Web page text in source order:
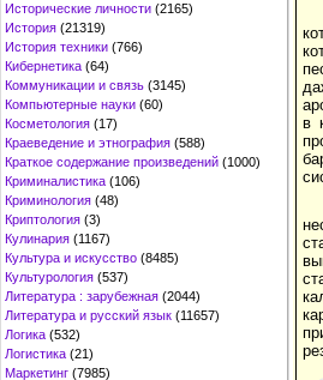
Исторические личности (2165)
История (21319)
История техники (766)
Кибернетика (64)
Коммуникации и связь (3145)
Компьютерные науки (60)
Косметология (17)
Краеведение и этнография (588)
Краткое содержание произведений (1000)
Криминалистика (106)
Криминология (48)
Криптология (3)
Кулинария (1167)
Культура и искусство (8485)
Культурология (537)
Литература : зарубежная (2044)
Литература и русский язык (11657)
Логика (532)
Логистика (21)
Маркетинг (7985)
в